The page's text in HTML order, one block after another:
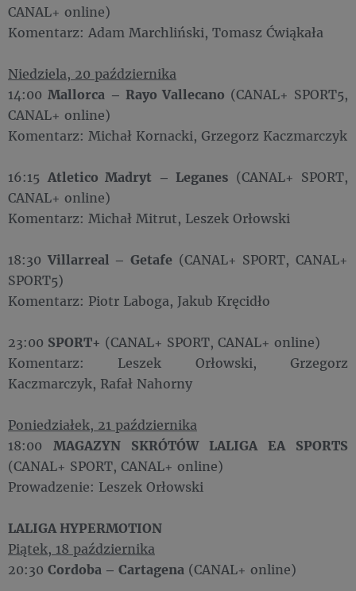
CANAL+ online)
Komentarz: Adam Marchliński, Tomasz Ćwiąkała
Niedziela, 20 października
14:00 Mallorca – Rayo Vallecano (CANAL+ SPORT5,
CANAL+ online)
Komentarz: Michał Kornacki, Grzegorz Kaczmarczyk
16:15 Atletico Madryt – Leganes (CANAL+ SPORT,
CANAL+ online)
Komentarz: Michał Mitrut, Leszek Orłowski
18:30 Villarreal – Getafe (CANAL+ SPORT, CANAL+
SPORT5)
Komentarz: Piotr Laboga, Jakub Kręcidło
23:00 SPORT+ (CANAL+ SPORT, CANAL+ online)
Komentarz: Leszek Orłowski, Grzegorz
Kaczmarczyk, Rafał Nahorny
Poniedziałek, 21 października
18:00 MAGAZYN SKRÓTÓW LALIGA EA SPORTS
(CANAL+ SPORT, CANAL+ online)
Prowadzenie: Leszek Orłowski
LALIGA HYPERMOTION
Piątek, 18 października
20:30 Cordoba – Cartagena (CANAL+ online)